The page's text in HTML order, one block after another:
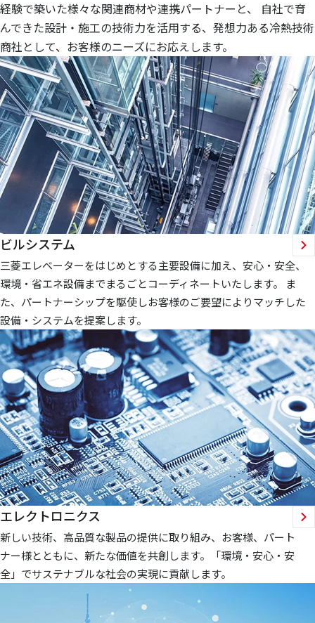
経験で築いた様々な関連商材や連携パートナーと、 自社で育
んできた設計・施工の技術力を活用する、発想力ある冷熱技術
商社として、お客様のニーズにお応えします。
ビルシステム
三菱エレベーターをはじめとする主要設備に加え、安心・安全、
環境・省エネ設備までまるごとコーディネートいたします。 ま
た、パートナーシップを駆使しお客様のご要望によりマッチした
設備・システムを提案します。
エレクトロニクス
新しい技術、高品質な製品の提供に取り組み、お客様、パート
ナー様とともに、新たな価値を共創します。「環境・安心・安
全」でサステナブルな社会の実現に貢献します。